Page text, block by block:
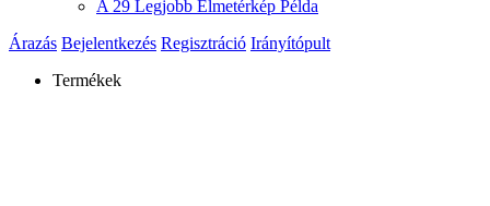
A 29 Legjobb Elmetérkép Példa
Árazás Bejelentkezés Regisztráció Irányítópult
Termékek